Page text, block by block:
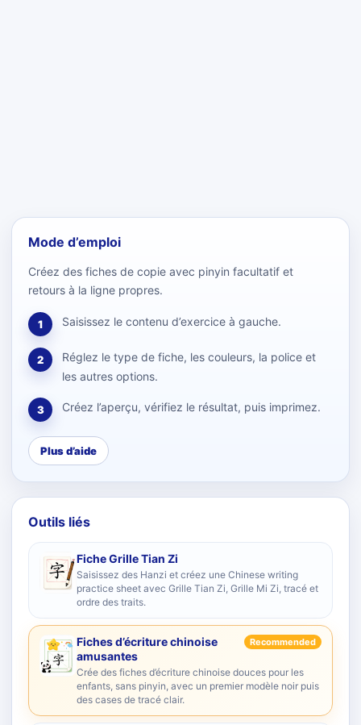
Mode d’emploi
Créez des fiches de copie avec pinyin facultatif et
retours à la ligne propres.
1 Saisissez le contenu d’exercice à gauche.
2
Réglez le type de fiche, les couleurs, la police et
les autres options.
3 Créez l’aperçu, vérifiez le résultat, puis imprimez.
Plus d’aide
Outils liés
Fiche Grille Tian Zi
Saisissez des Hanzi et créez une Chinese writing
practice sheet avec Grille Tian Zi, Grille Mi Zi, tracé et
ordre des traits.
Fiches d’écriture chinoise
amusantes
Recommended
Crée des fiches d’écriture chinoise douces pour les
enfants, sans pinyin, avec un premier modèle noir puis
des cases de tracé clair.